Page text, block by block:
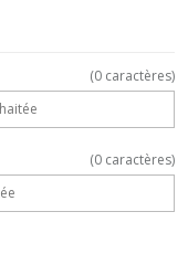
(0 caractères)
(0 caractères)